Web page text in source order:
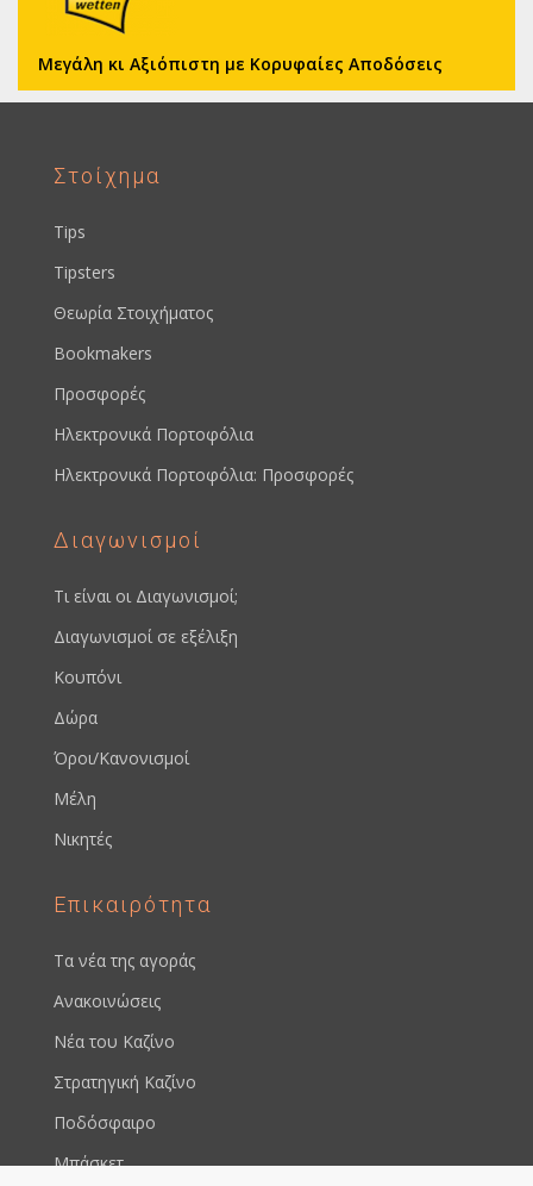
Μεγάλη κι Αξιόπιστη με Κορυφαίες Αποδόσεις
Στοίχημα
Tips
Tipsters
Θεωρία Στοιχήματος
Bookmakers
Προσφορές
Ηλεκτρονικά Πορτοφόλια
Ηλεκτρονικά Πορτοφόλια: Προσφορές
Διαγωνισμοί
Τι είναι οι Διαγωνισμοί;
Διαγωνισμοί σε εξέλιξη
Κουπόνι
Δώρα
Όροι/Κανονισμοί
Μέλη
Νικητές
Επικαιρότητα
Τα νέα της αγοράς
Ανακοινώσεις
Νέα του Καζίνο
Στρατηγική Καζίνο
Ποδόσφαιρο
Μπάσκετ